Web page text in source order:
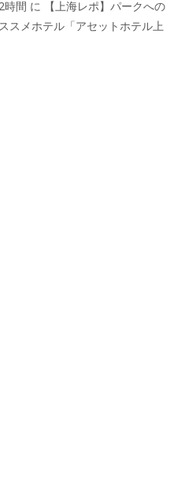
時間 に
【上海レポ】パークへの
スメホテル「アセットホテル上